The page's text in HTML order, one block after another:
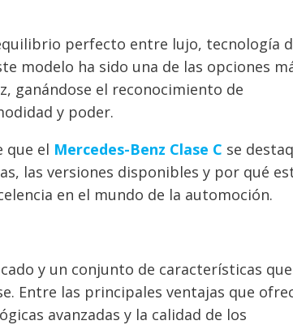
perfecto entre lujo, tecnología
modelo ha sido una de las opciones
ganándose el reconocimiento de
y poder.
que el Mercedes-Benz Clase C se
las versiones disponibles y por qué
en el mundo de la automoción.
y un conjunto de características
Entre las principales ventajas que
avanzadas y la calidad de los